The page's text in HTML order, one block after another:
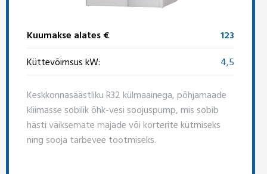
Kuumakse alates €
123
Küttevõimsus kW:
4,5
Keskkonnasäästliku R32 külmaainega, põhjamaade
kliimasse sobilik õhk-vesi soojuspump, mis sobib
hästi väiksemate majade või korterite kütmiseks
ning sooja tarbevee tootmiseks.